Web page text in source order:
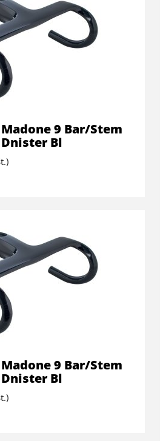
9 Bar/Stem
Dnister Bl
9 Bar/Stem
Dnister Bl